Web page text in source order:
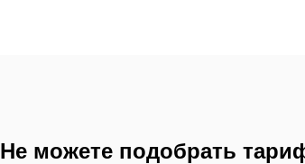
Не можете подобрать